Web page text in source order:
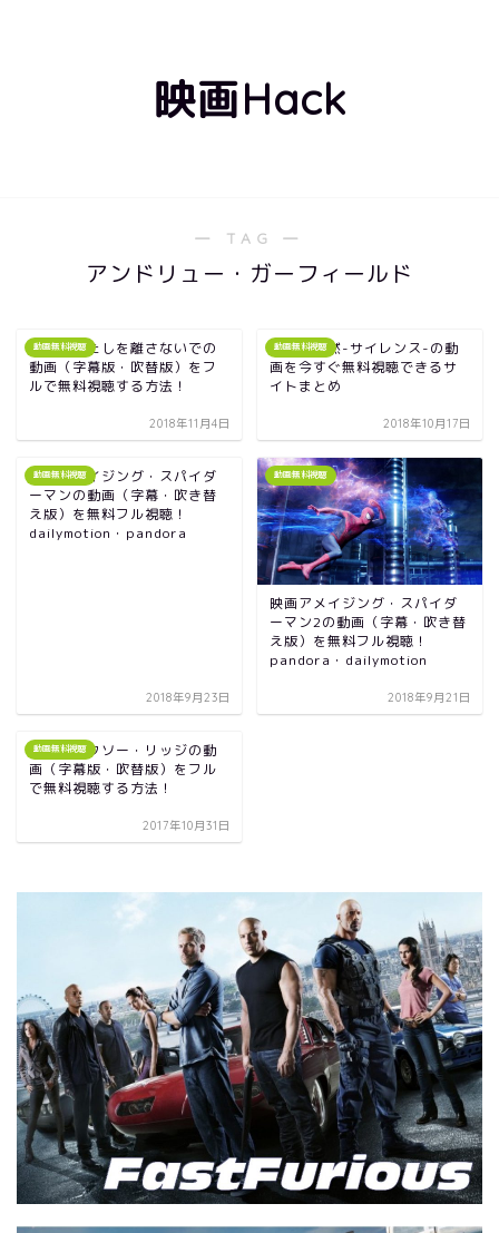
映画Hack
― TAG ―
アンドリュー・ガーフィールド
動画無料視聴
映画｜わたしを離さないでの
動画（字幕版・吹替版）をフ
ルで無料視聴する方法！
2018年11月4日
動画無料視聴
映画｜沈黙-サイレンス-の動
画を今すぐ無料視聴できるサ
イトまとめ
2018年10月17日
動画無料視聴
映画アメイジング・スパイダ
ーマンの動画（字幕・吹き替
え版）を無料フル視聴！
dailymotion・pandora
2018年9月23日
動画無料視聴
映画アメイジング・スパイダ
ーマン2の動画（字幕・吹き替
え版）を無料フル視聴！
pandora・dailymotion
2018年9月21日
動画無料視聴
映画｜ハクソー・リッジの動
画（字幕版・吹替版）をフル
で無料視聴する方法！
2017年10月31日